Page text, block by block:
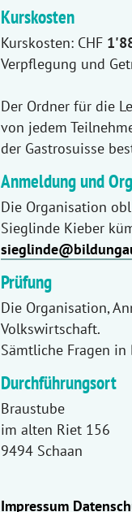
Kurskosten
Kurskosten: CHF
Verpflegung und
Der Ordner für die
von jedem
der Gastrosuisse
Anmeldung und
Die Organisation
Sieglinde Kieber
Prüfung
Die Organisation,
Volkswirtschaft.
Sämtliche Fragen
Durchführungsort
Braustube
im alten Riet 156
9494 Schaan
Impressum